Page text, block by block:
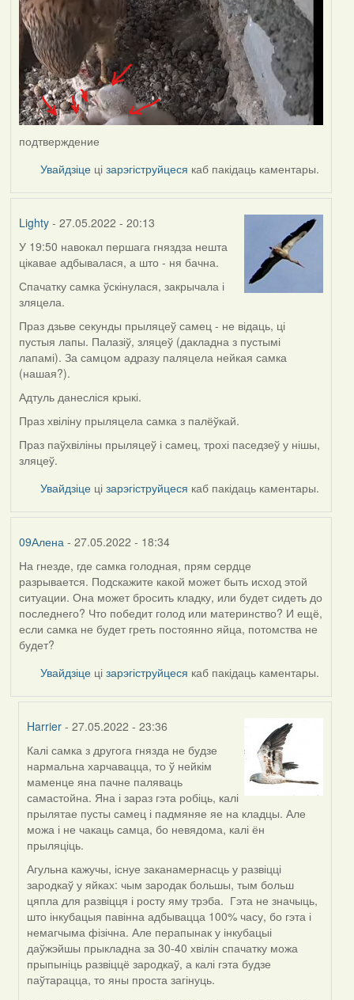
подтверждение
Увайдзіце цізарэгіструйцеся каб пакідаць каментары.
Lighty- 27.05.2022 - 20:13
У 19:50 навокал першага гняздза нешта
цікавае адбывалася, а што - ня бачна.
Спачатку самка ўскінулася, закрычала і
зляцела.
Праз дзьве секунды прыляцеў самец - не відаць, ці
пустыя лапы. Палазіў, зляцеў (дакладна з пустымі
лапамі). За самцом адразу паляцела нейкая самка
(нашая?).
Адтуль данесліся крыкі.
Праз хвіліну прыляцела самка з палёўкай.
Праз паўхвіліны прыляцеў і самец, трохі паседзеў у нішы,
зляцеў.
Увайдзіце цізарэгіструйцеся каб пакідаць каментары.
09Алена- 27.05.2022 - 18:34
На гнезде, где самка голодная, прям сердце
разрывается. Подскажите какой может быть исход этой
ситуации. Она может бросить кладку, или будет сидеть до
последнего? Что победит голод или материнство? И ещё,
если самка не будет греть постоянно яйца, потомства не
будет?
Увайдзіце цізарэгіструйцеся каб пакідаць каментары.
Harrier - 27.05.2022 - 23:36
In
reply
to
by
09Алена
Калі самка з другога гнязда не будзе
нармальна харчавацца, то ў нейкім
маменце яна пачне паляваць
самастойна. Яна і зараз гэта робіць, калі
прылятае пусты самец і падмяняе яе на кладцы. Але
можа і не чакаць самца, бо невядома, калі ён
прыляціць.
Агульна кажучы, існуе заканамернасць у развіцці
зародкаў у яйках: чым зародак большы, тым больш
цяпла для развіцця і росту яму трэба. Гэта не значыць,
што інкубацыя павінна адбывацца 100% часу, бо гэта і
немагчыма фізічна. Але перапынак у інкубацыі
даўжэйшы прыкладна за 30-40 хвілін спачатку можа
прыпыніць развіццё зародкаў, а калі гэта будзе
паўтарацца, то яны проста загінуць.